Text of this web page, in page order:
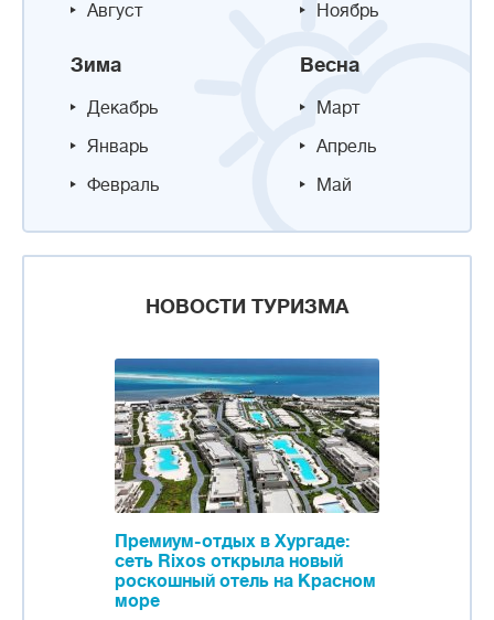
Август
Ноябрь
Зима
Декабрь
Январь
Февраль
Весна
Март
Апрель
Май
НОВОСТИ ТУРИЗМА
Премиум-отдых в Хургаде:
сеть Rixos открыла новый
роскошный отель на Красном
море